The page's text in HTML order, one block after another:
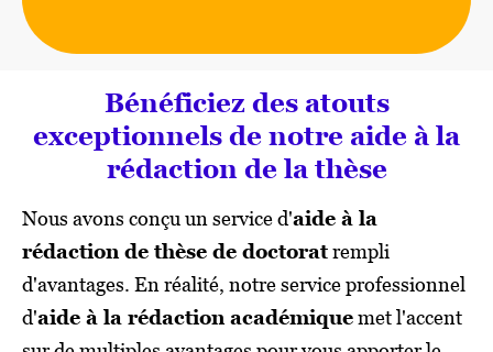
Bénéficiez des atouts
exceptionnels de notre aide à la
rédaction de la thèse
Nous avons conçu un service d'aide à la
rédaction de thèse de doctoratrempli
d'avantages. En réalité, notre service professionnel
d'aide à la rédaction académiquemet l'accent